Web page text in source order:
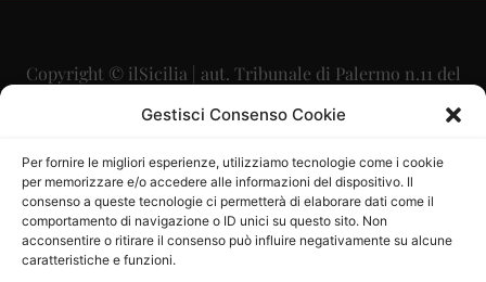
Gestisci Consenso Cookie
Per fornire le migliori esperienze, utilizziamo tecnologie come i cookie
per memorizzare e/o accedere alle informazioni del dispositivo. Il
consenso a queste tecnologie ci permetterà di elaborare dati come il
comportamento di navigazione o ID unici su questo sito. Non
acconsentire o ritirare il consenso può influire negativamente su alcune
caratteristiche e funzioni.
Copyright © ilSicilia | aut. Tribunale di Palermo n.11 del
29/09/2015
Direttore Editoriale: Maurizio Scaglione
Direttore Responsabile: Maria Calabrese